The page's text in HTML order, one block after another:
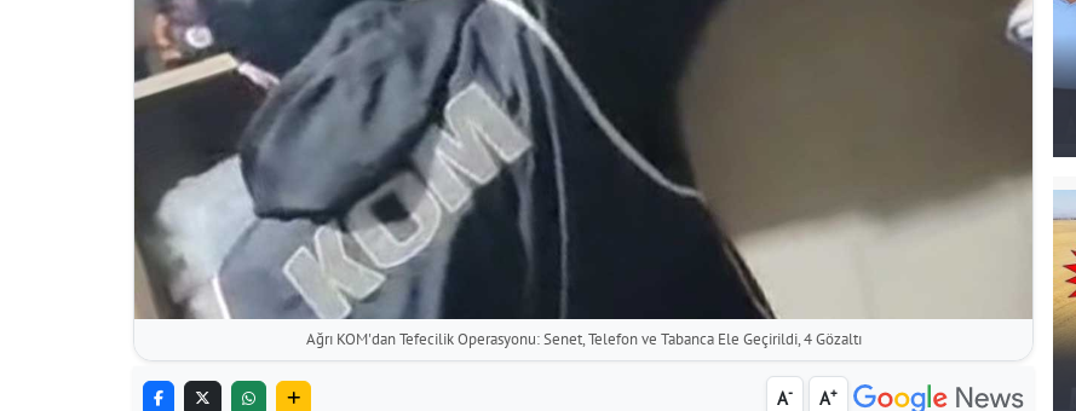
Ağrı KOM'dan Tefecilik Operasyonu: Senet, Telefon ve Tabanca Ele Geçirildi, 4 Gözaltı
A- A+